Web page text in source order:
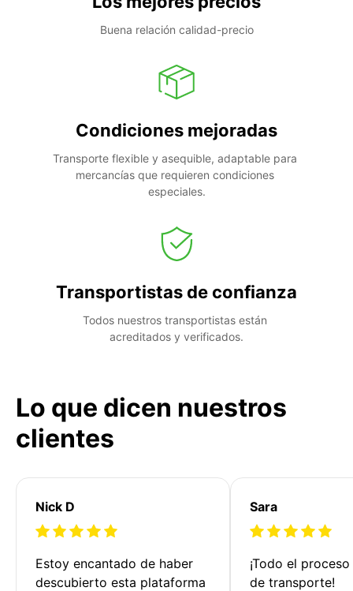
Buena relación calidad-precio
Condiciones mejoradas
Transporte flexible y asequible, adaptable para
mercancías que requieren condiciones
especiales.
Transportistas de confianza
Todos nuestros transportistas están
acreditados y verificados.
Lo que dicen nuestros
clientes
Nick D
Estoy encantado de haber
descubierto esta plataforma
Sara
¡Todo el
de transporte!